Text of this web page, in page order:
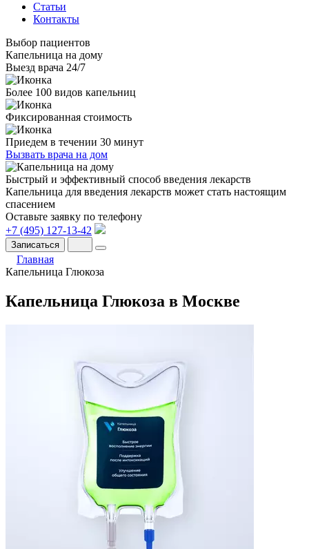
Статьи
Контакты
Выбор пациентов
Капельница на дому
Выезд врача 24/7
Более 100 видов капельниц
Фиксированная стоимость
Приедем в течении 30 минут
Вызвать врача на дом
Быстрый и эффективный способ введения лекарств
Капельница для введения лекарств может стать настоящим
спасением
Оставьте заявку по телефону
+7 (495) 127-13-42
Записаться
Главная
Капельница Глюкоза
Капельница Глюкоза в Москве